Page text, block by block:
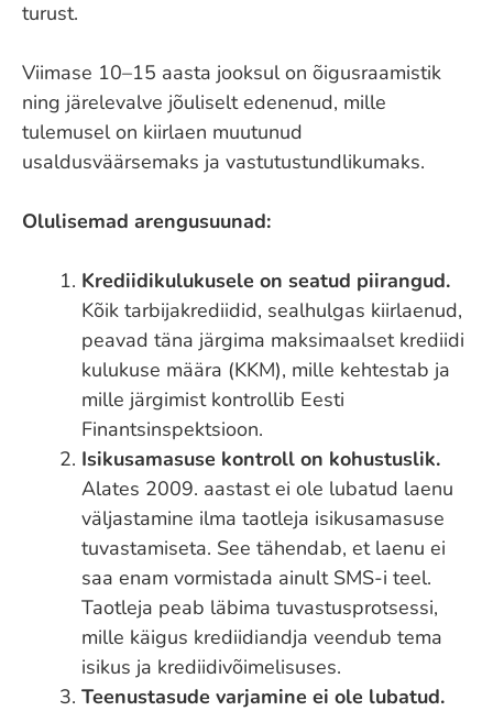
turust.
Viimase 10–15 aasta jooksul on õigusraamistik
ning järelevalve jõuliselt edenenud, mille
tulemusel on kiirlaen muutunud
usaldusväärsemaks ja vastutustundlikumaks.
Olulisemad arengusuunad:
Krediidikulukusele on seatud piirangud.
Kõik tarbijakrediidid, sealhulgas kiirlaenud,
peavad täna järgima maksimaalset krediidi
kulukuse määra (KKM), mille kehtestab ja
mille järgimist kontrollib Eesti
Finantsinspektsioon.
Isikusamasuse kontroll on kohustuslik.
Alates 2009. aastast ei ole lubatud laenu
väljastamine ilma taotleja isikusamasuse
tuvastamiseta. See tähendab, et laenu ei
saa enam vormistada ainult SMS-i teel.
Taotleja peab läbima tuvastusprotsessi,
mille käigus krediidiandja veendub tema
isikus ja krediidivõimelisuses.
Teenustasude varjamine ei ole lubatud.